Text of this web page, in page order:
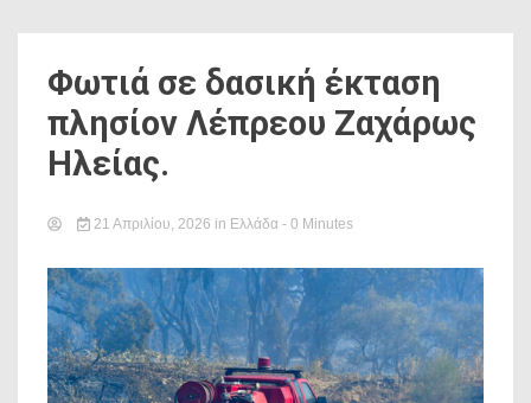
Φωτιά σε δασική έκταση
πλησίον Λέπρεου Ζαχάρως
Ηλείας.
21 Απριλίου, 2026 in Ελλάδα - 0 Minutes